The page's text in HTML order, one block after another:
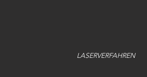
LASERVERFAHREN